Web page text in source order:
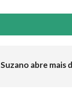
Suzano abre mais